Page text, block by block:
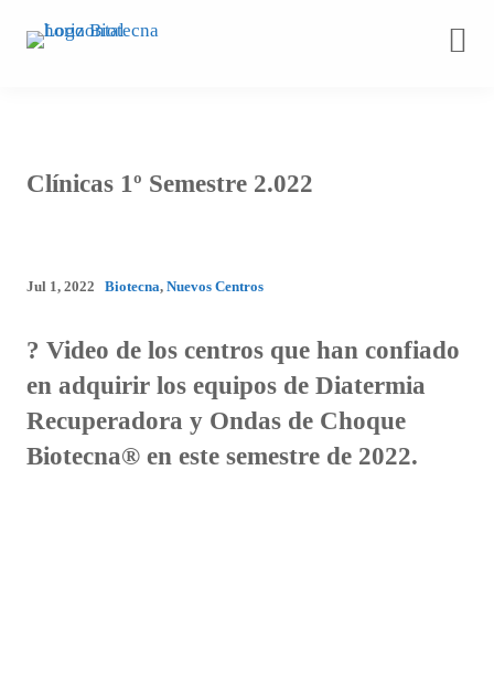
Clínicas 1º Semestre 2.022
Jul 1, 2022 Biotecna, Nuevos Centros
? Video de los centros que han confiado
en adquirir los equipos de Diatermia
Recuperadora y Ondas de Choque
Biotecna® en este semestre de 2022.